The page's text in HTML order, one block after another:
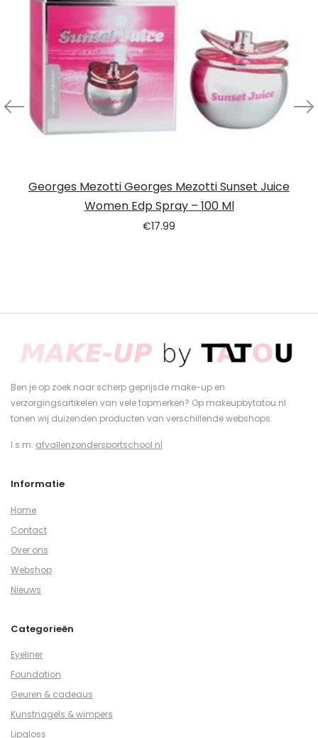
Georges Mezotti Georges Mezotti Sunset Juice
Women Edp Spray – 100 Ml
€17.99
Ben je op zoek naar scherp geprijsde make-up en
verzorgingsartikelen van vele topmerken? Op makeupbytatou.nl
tonen wij duizenden producten van verschillende webshops.
I.s.m. afvallenzondersportschool.nl
Informatie
Home
Contact
Over ons
Webshop
Nieuws
Categorieën
Eyeliner
Foundation
Geuren & cadeaus
Kunstnagels & wimpers
Lipgloss